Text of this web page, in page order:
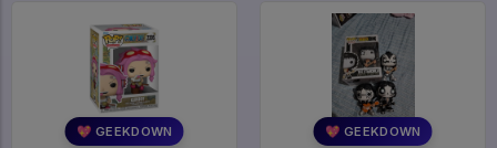
💖 GEEKDOWN 💖 GEEKDOWN